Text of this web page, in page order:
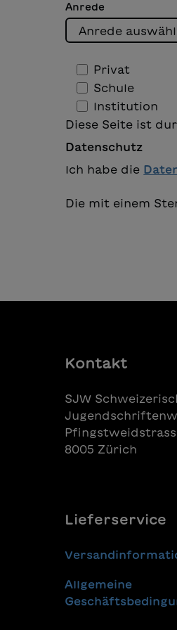
Anrede
Privat
Schule
Institution
Diese Seite ist
Datenschutz
Ich habe die
Die mit einem
Kontakt
SJW
8005 Zürich
Lieferservice
Allgemeine